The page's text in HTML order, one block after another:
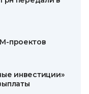
проектов
инвестиции»